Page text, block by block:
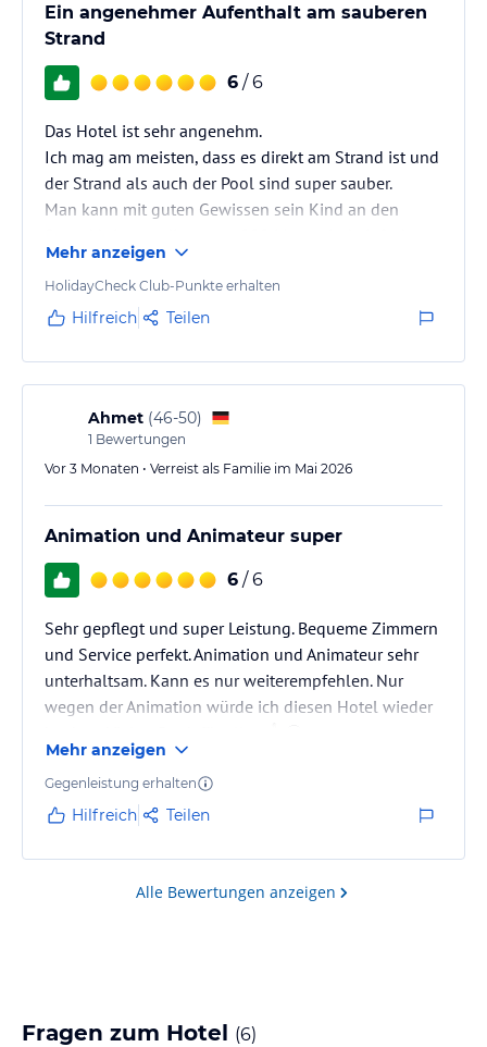
Ein angenehmer Aufenthalt am sauberen
Strand
6 / 6
Das Hotel ist sehr angenehm.
Ich mag am meisten, dass es direkt am Strand ist und
der Strand als auch der Pool sind super sauber.
Man kann mit guten Gewissen sein Kind an den
nicht tief und sehr angenehm.
Mehr anzeigen
HolidayCheck Club-Punkte erhalten
Hilfreich Teilen
Ahmet (46-50)
1 Bewertungen
Vor 3 Monaten • Verreist als Familie im Mai 2026
Animation und Animateur super
6 / 6
Sehr gepflegt und super Leistung. Bequeme Zimmern
und Service perfekt. Animation und Animateur sehr
unterhaltsam. Kann es nur weiterempfehlen. Nur
wegen der Animation würde ich diesen Hotel wieder
Mehr anzeigen
Gegenleistung erhalten
Hilfreich Teilen
Alle Bewertungen anzeigen
Fragen zum Hotel (6)